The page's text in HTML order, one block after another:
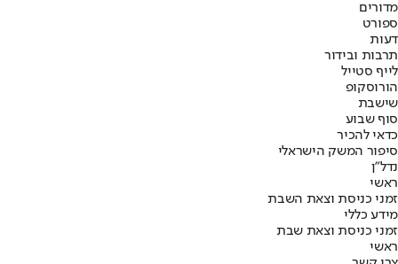
מדורים
ספורט
דעות
תרבות ובידור
לייף סטייל
הורוסקופ
שישבת
סוף שבוע
כדאי להכיר
סיפור המשק הישראלי
נדל"ן
ראשי
זמני כניסת וצאת השבת
מידע כללי
זמני כניסת וצאת שבת
ראשי